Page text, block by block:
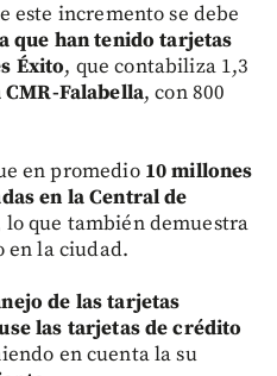
este incremento se debe
que han tenido tarjetas
Éxito, que contabiliza 1,3
CMR-Falabella, con 800
en promedio10 millones
en la Central de
lo que también demuestra
en la ciudad.
de las tarjetas
las tarjetas de crédito
en cuenta la su